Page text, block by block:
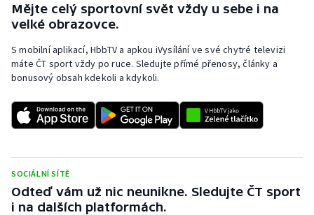
Rychlostní kanoistika
Short track
Stolní tenis
Triatlon
Mějte celý sportovní svět vždy u sebe i na
velké obrazovce.
S mobilní aplikací, HbbTV a apkou iVysílání ve své chytré televizi
máte ČT sport vždy po ruce. Sledujte přímé přenosy, články a
bonusový obsah kdekoli a kdykoli.
SOCIÁLNÍ SÍTĚ
Odteď vám už nic neunikne. Sledujte ČT sport
i na dalších platformách.